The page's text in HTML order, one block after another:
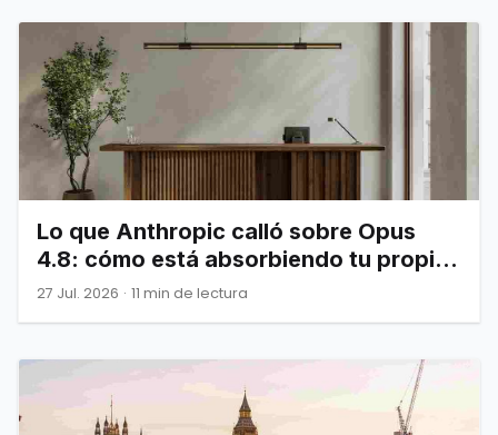
Lo que Anthropic calló sobre Opus
4.8: cómo está absorbiendo tu propia
infraestructura
27 Jul. 2026 · 11 min de lectura